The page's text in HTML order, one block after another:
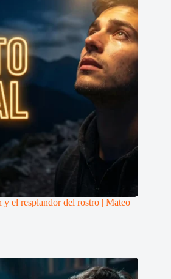
el resplandor del rostro | Mateo